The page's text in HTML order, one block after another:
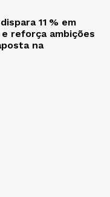
11 % em
reforça ambições
na